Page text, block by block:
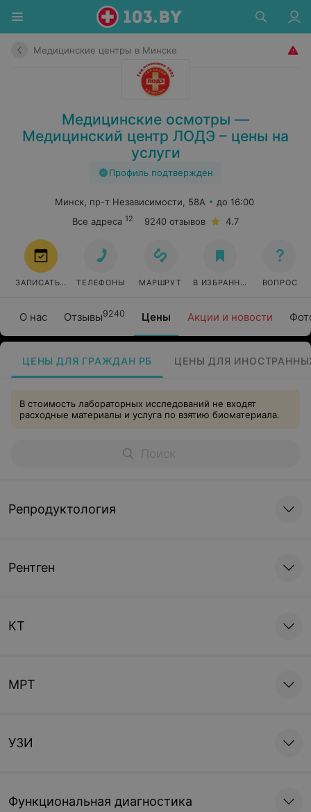
Медицинские центры в Минске
Медицинские осмотры —
Медицинский центр ЛОДЭ – цены на
услуги
Профиль подтвержден
О нас Отзывы9240 Цены Акции и новости
Минск, пр-т Независимости, 58А
до 16:00
Все адреса 12 9240 отзывов 4.7
ЗАПИСАТЬСЯ ТЕЛЕФОНЫ МАРШРУТ В ИЗБРАННОЕ ВОПРОС
ЦЕНЫ ДЛЯ ГРАЖДАН РБ ЦЕНЫ ДЛЯ
В стоимость лабораторных исследований не входят
расходные материалы и услуга по взятию биоматериала.
Репродуктология
Рентген
КТ
МРТ
УЗИ
Функциональная диагностика